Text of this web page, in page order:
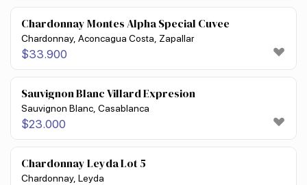
Chardonnay Montes Alpha Special Cuvee
Chardonnay, Aconcagua Costa, Zapallar
$33.900
Sauvignon Blanc Villard Expresion
Sauvignon Blanc, Casablanca
$23.000
Chardonnay Leyda Lot 5
Chardonnay, Leyda